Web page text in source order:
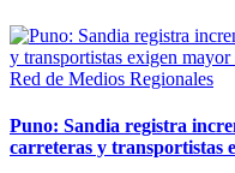
Red de Medios Regionales
Puno: Sandia registra
carreteras y transportistas